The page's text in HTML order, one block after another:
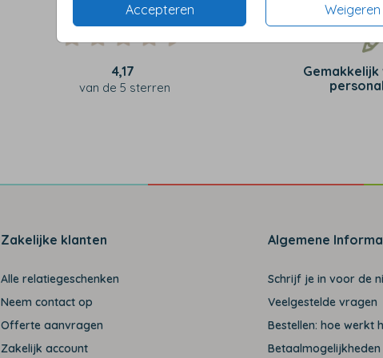
Accepteren Weigeren
4,17
van de 5 sterren
Zakelijke klanten
Alle relatiegeschenken
Neem contact op
Offerte aanvragen
Zakelijk account
Algemene
Schrijf je in voor de
Veelgestelde vragen
Bestellen: hoe werkt
Betaalmogelijkheden